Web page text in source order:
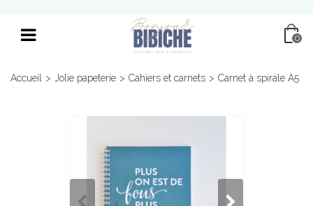
0
Accueil > Jolie papeterie > Cahiers et carnets > Carnet à spirale A5